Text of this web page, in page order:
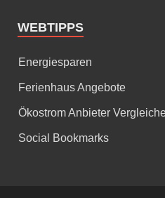
WEBTIPPS
Energiesparen
Ferienhaus Angebote
Ökostrom Anbieter
Social Bookmarks